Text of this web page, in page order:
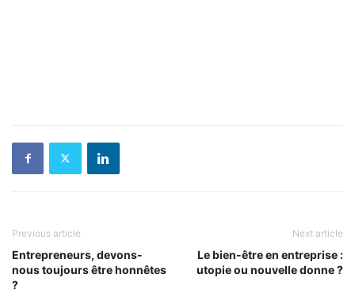
Previous article
Entrepreneurs, devons-
nous toujours être honnêtes
?
Next article
Le bien-être en entreprise :
utopie ou nouvelle donne ?